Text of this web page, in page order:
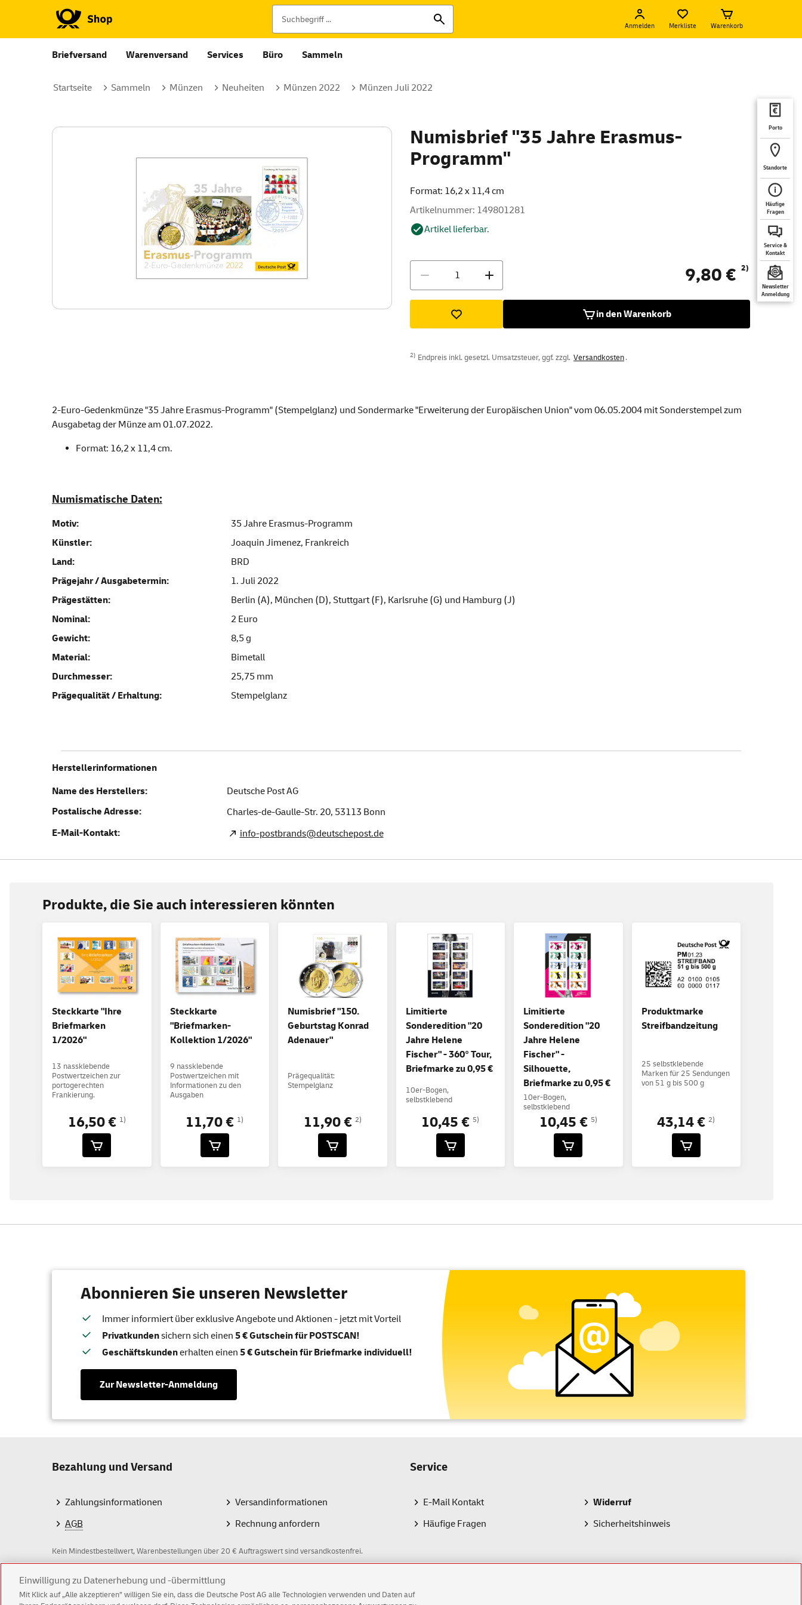
Anmelden Merkliste Warenkorb
Briefversand Warenversand Services Büro Sammeln
Porto
Standorte
Häufige
Fragen
Service &
Kontakt
Newsletter
Anmeldung
Startseite Sammeln Münzen Neuheiten Münzen 2022 Münzen Juli 2022
Numisbrief "35 Jahre Erasmus-
Programm"
Format: 16,2 x 11,4 cm
Artikelnummer: 149801281
Artikel lieferbar.
9,80 € 2)
in den Warenkorb
2) Endpreis inkl. gesetzl. Umsatzsteuer, ggf. zzgl. Versandkosten.
2-Euro-Gedenkmünze "35 Jahre Erasmus-Programm" (Stempelglanz) und Sondermarke "Erweiterung der Europäischen Union" vom 06.05.2004 mit Sonderstempel zum
Ausgabetag der Münze am 01.07.2022.
Format: 16,2 x 11,4 cm.
Numismatische Daten:
Motiv:
35 Jahre Erasmus-Programm
Künstler:
Joaquin Jimenez, Frankreich
Land:
BRD
Prägejahr / Ausgabetermin:
1. Juli 2022
Prägestätten:
Berlin (A), München (D), Stuttgart (F), Karlsruhe (G) und Hamburg (J)
Nominal:
2 Euro
Gewicht:
8,5 g
Material:
Bimetall
Durchmesser:
25,75 mm
Prägequalität / Erhaltung:
Stempelglanz
Herstellerinformationen
Name des Herstellers:
Deutsche Post AG
Postalische Adresse:
Charles-de-Gaulle-Str. 20, 53113 Bonn
E-Mail-Kontakt:
info-postbrands@deutschepost.de
Produkte, die Sie auch interessieren könnten
Steckkarte "Ihre
Briefmarken
1/2026"
13 nassklebende
Postwertzeichen zur
portogerechten
Frankierung.
16,50 € 1)
Steckkarte
"Briefmarken-
Kollektion 1/2026"
9 nassklebende
Postwertzeichen mit
Informationen zu den
Ausgaben
11,70 € 1)
Numisbrief "150.
Geburtstag Konrad
Adenauer"
Prägequalität:
Stempelglanz
11,90 € 2)
Limitierte
Sonderedition "20
Jahre Helene
Fischer" - 360° Tour,
Briefmarke zu 0,95 €
10er-Bogen,
selbstklebend
10,45 € 5)
Limitierte
Sonderedition "20
Jahre Helene
Fischer" -
Silhouette,
Briefmarke zu 0,95 €
10er-Bogen,
selbstklebend
10,45 € 5)
Produktmarke
Streifbandzeitung
25 selbstklebende
Marken für 25 Sendungen
von 51 g bis 500 g
43,14 €2)
Abonnieren Sie unseren Newsletter
Immer informiert über exklusive Angebote und Aktionen - jetzt mit Vorteil
Privatkundensichern sich einen 5 € Gutschein für POSTSCAN!
Geschäftskundenerhalten einen 5 € Gutschein für Briefmarke individuell!
Zur Newsletter-Anmeldung
Bezahlung und Versand
Zahlungsinformationen
AGB
Versandinformationen
Rechnung anfordern
Service
E-Mail Kontakt
Häufige Fragen
Widerruf
Sicherheitshinweis
Kein Mindestbestellwert, Warenbestellungen über 20 € Auftragswert sind versandkostenfrei.
Z
Einwilligung zu Datenerhebung und -übermittlung
Mit Klick auf „Alle akzeptieren” willigen Sie ein, dass die Deutsche Post AG alle Technologien verwenden und Daten auf